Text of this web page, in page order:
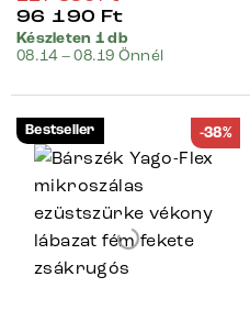
96 190 Ft
Készleten 1 db
08.14 – 08.19 Önnél
Bestseller -38%